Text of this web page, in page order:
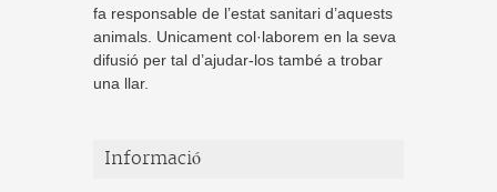
fa responsable de l’estat sanitari d’aquests
animals. Unicament col·laborem en la seva
difusió per tal d’ajudar-los també a trobar
una llar.
Informació